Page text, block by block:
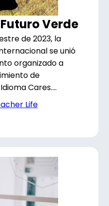
Verde
de 2023, la
se unió
organizado a
de
Cares....
Life